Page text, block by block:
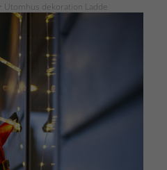
> Utomhus dekoration Ladde